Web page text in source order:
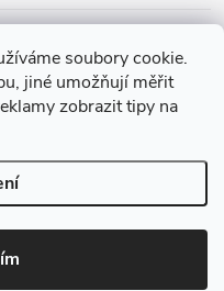
soubory cookie.
jiné umožňují měřit
zobrazit tipy na
práva vyhrazena.Upravit